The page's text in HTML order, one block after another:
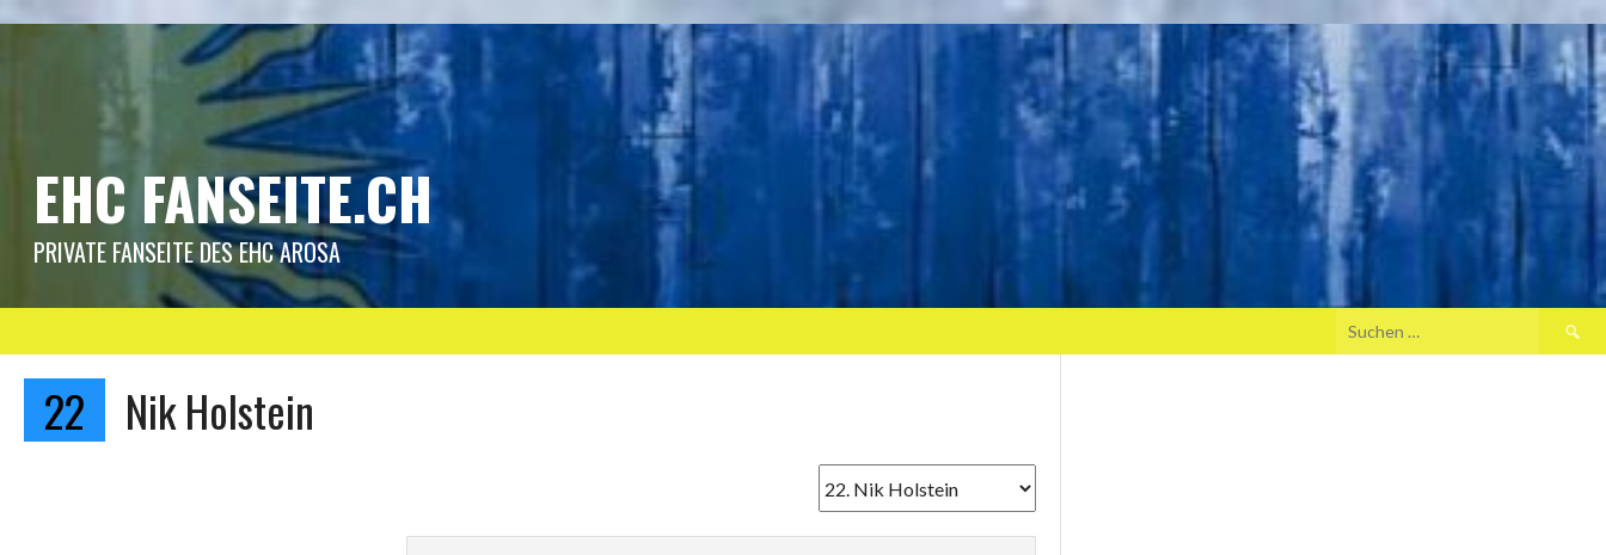
EHC FANSEITE.CH
PRIVATE FANSEITE DES EHC AROSA
Suche
nach:
22 Nik Holstein